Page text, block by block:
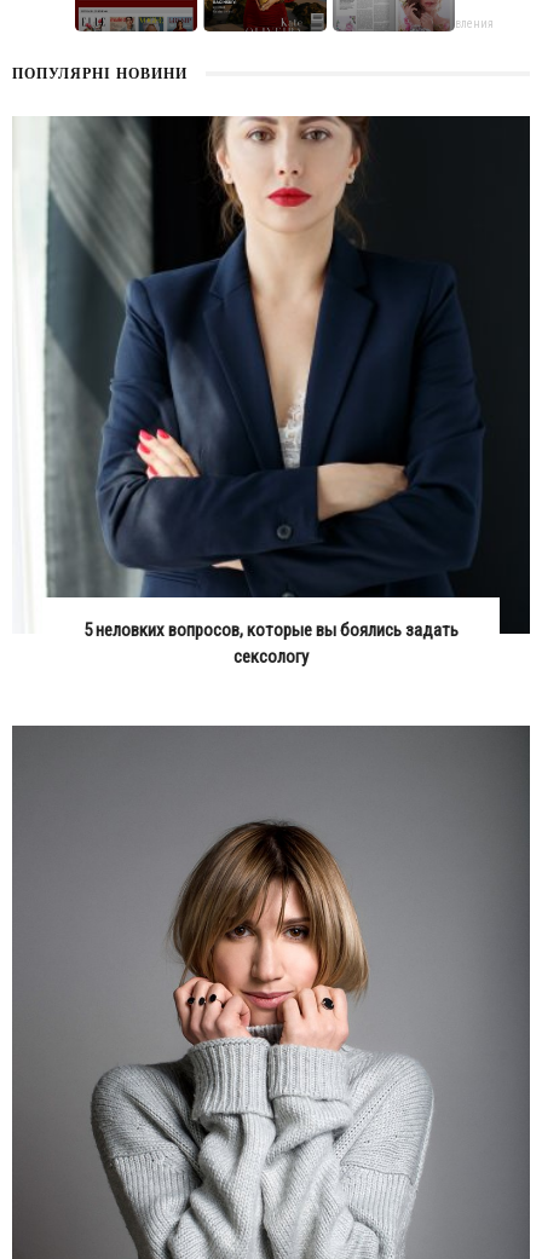
поздравления
ПОПУЛЯРНІ НОВИНИ
5 неловких вопросов, которые вы боялись задать
сексологу